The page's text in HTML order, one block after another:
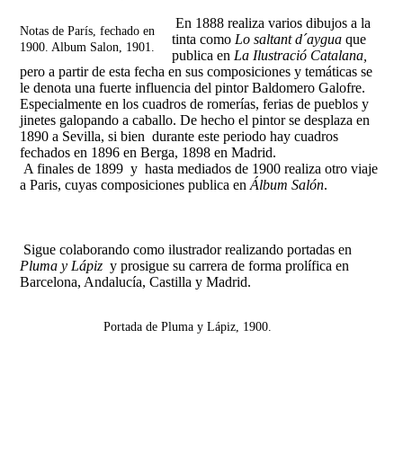
Notas de París, fechado en
1900. Album Salon, 1901.
En 1888 realiza varios dibujos a la
tinta como Lo saltant d´aygua que
publica en La Ilustració Catalana,
pero a partir de esta fecha en sus composiciones y temáticas se
le denota una fuerte influencia del pintor Baldomero Galofre.
Especialmente en los cuadros de romerías, ferias de pueblos y
jinetes galopando a caballo. De hecho el pintor se desplaza en
1890 a Sevilla, si bien durante este periodo hay cuadros
fechados en 1896 en Berga, 1898 en Madrid.
A finales de 1899 y hasta mediados de 1900 realiza otro viaje
a Paris, cuyas composiciones publica en Álbum Salón.
Sigue colaborando como ilustrador realizando portadas en
Pluma y Lápiz y prosigue su carrera de forma prolífica en
Barcelona, Andalucía, Castilla y Madrid.
Portada de Pluma y Lápiz, 1900.